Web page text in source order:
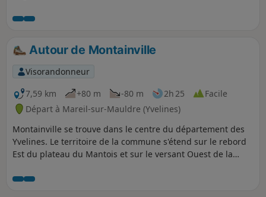
Autour de Montainville
Visorandonneur
7,59 km
+80 m -80 m 2h 25
Facile
Départ à Mareil-sur-Mauldre (Yvelines)
Montainville se trouve dans le centre du département des
Yvelines. Le territoire de la commune s'étend sur le rebord
Est du plateau du Mantois et sur le versant Ouest de la
promontoire limité par deux vallons dénommés d'après le